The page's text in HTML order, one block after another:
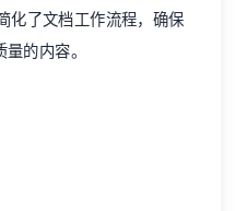
化了文档工作流程，确保
的内容。